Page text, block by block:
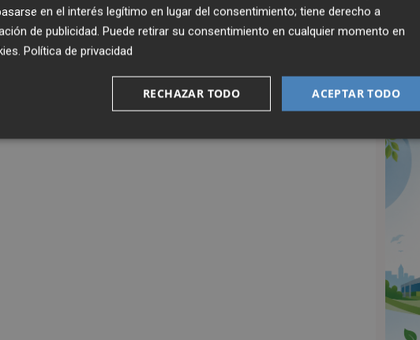
en el interés legítimo en lugar del consentimiento; tiene derecho a
de publicidad. Puede retirar su consentimiento en cualquier momento en
. Política de privacidad
ACEPTAR TODO
RECHAZAR TODO